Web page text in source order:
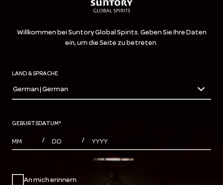
Willkommen bei Suntory Global Spirits. Geben Sie Ihre Daten
ein, um die Seite zu betreten.
LAND & SPRACHE
countryDropdown
German | German
GEBURTSDATUM*
MONTHS
/ DAYS / YEAR
An mich erinnern